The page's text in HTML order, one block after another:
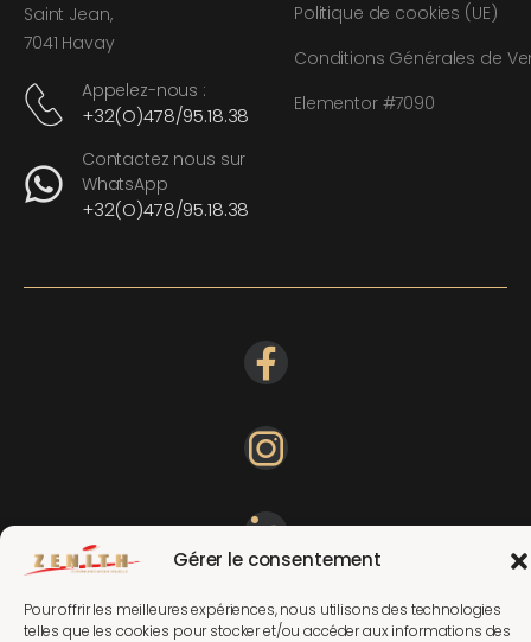
Gérer le consentement
Pour offrir les meilleures expériences, nous utilisons des technologies
telles que les cookies pour stocker et/ou accéder aux informations des
Saint Jean,
7041 Havay
Appelez-nous :
+32(O)478/95.18.38
Contactez nous sur
WhatsApp
+32(O)478/95.18.38
Politique de cookies (UE)
Conditions Générales de
Elementor #7090